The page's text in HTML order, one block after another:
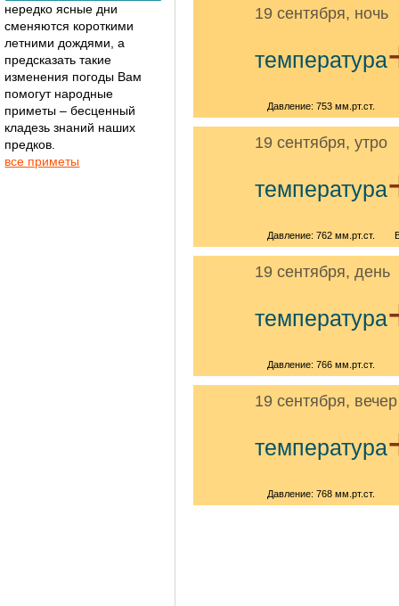
нередко ясные дни
сменяются короткими
летними дождями, а
предсказать такие
изменения погоды Вам
помогут народные
приметы – бесценный
кладезь знаний наших
предков.
все приметы
19 сентября, ночь
температура
Давление: 753 мм.рт.ст.
19 сентября, утро
температура
Давление: 762 мм.рт.ст.
19 сентября, день
температура
Давление: 766 мм.рт.ст.
19 сентября, вечер
температура
Давление: 768 мм.рт.ст.